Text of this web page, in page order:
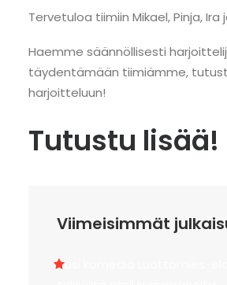
Tervetuloa tiimiin Mikael, Pinja, Ira
Haemme säännöllisesti
täydentämään tiimiämme,
harjoitteluun!
Tutustu lisää!
Viimeisimmät
Uusi komedia Luottomies-